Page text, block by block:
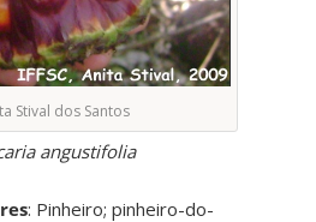
Stival dos Santos
angustifolia
: Pinheiro; pinheiro-do-